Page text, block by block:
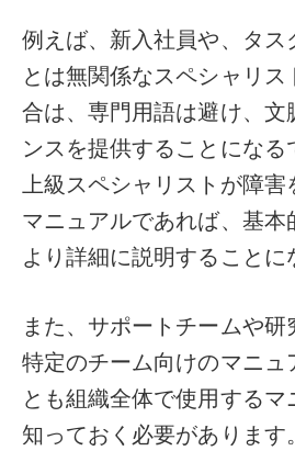
例えば、新入社員や、タス
とは無関係なスペシャリ
合は、専門用語は避け、
ンスを提供することになる
上級スペシャリストが障害
マニュアルであれば、基本
より詳細に説明することに
また、サポートチームや研
特定のチーム向けのマニ
とも組織全体で使用するマ
知っておく必要があります